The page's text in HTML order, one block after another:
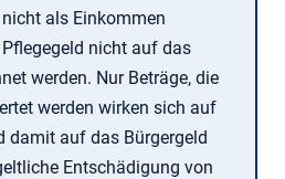
als Einkommen
nicht auf das
werden. Nur Beträge, die
werden wirken sich auf
damit auf das Bürgergeld
Entschädigung von